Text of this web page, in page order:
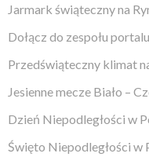
Jarmark świąteczny na
Dołącz do zespołu
Przedświąteczny klimat
Jesienne mecze Biało –
Dzień Niepodległości w
Święto Niepodległości w